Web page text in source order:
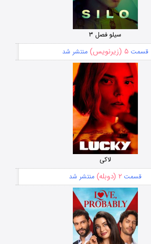
سیلو فصل ۳
قسمت ۵ (زیرنویس) منتشر شد
لاکی
قسمت ۲ (دوبله) منتشر شد